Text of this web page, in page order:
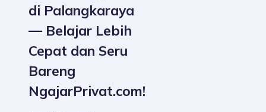
di Palangkaraya
— Belajar Lebih
Cepat dan Seru
Bareng
NgajarPrivat.com!